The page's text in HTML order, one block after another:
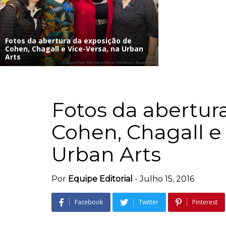
Fotos da abertura da exposição de
Cohen, Chagall e Vice-Versa, na Urban
Arts
Fotos da
Cohen, Chagall
Urban Arts
Por Equipe Editorial -Julho 15, 2016
Facebook Twitter Pinterest